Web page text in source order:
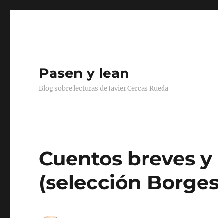
Pasen y lean
Blog sobre lecturas de Javier Cercas Rueda
Cuentos breves
(selección